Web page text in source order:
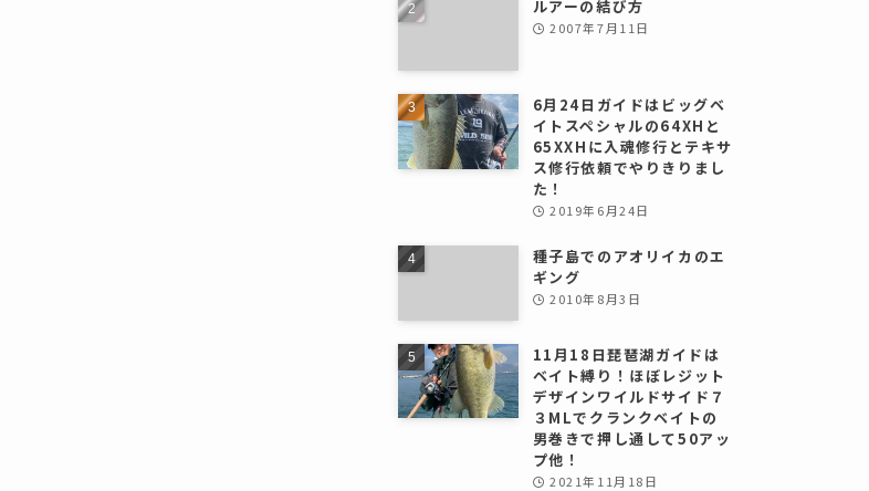
ルアーの結び方
2007年7月11日
6月24日ガイドはビッグベ
イトスペシャルの64XHと
65XXHに入魂修行とテキサ
ス修行依頼でやりきりまし
た！
2019年6月24日
種子島でのアオリイカのエ
ギング
2010年8月3日
11月18日琵琶湖ガイドは
ベイト縛り！ほぼレジット
デザインワイルドサイド７
３MLでクランクベイトの
男巻きで押し通して50アッ
プ他！
2021年11月18日